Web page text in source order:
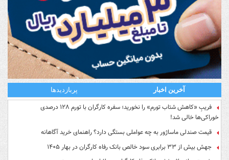
آخرین اخبار پربازدیدها
فریبِ «کاهش شتاب تورم» را نخورید؛ سفره کارگران با تورم ۱۲۸ درصدی
خوراکی‌ها خالی شد!
قیمت صندلی ماساژور به چه عواملی بستگی دارد؟ راهنمای خرید آگاهانه
جهش بیش از ۳۳ برابری سود خالص بانک رفاه کارگران در بهار ۱۴۰۵